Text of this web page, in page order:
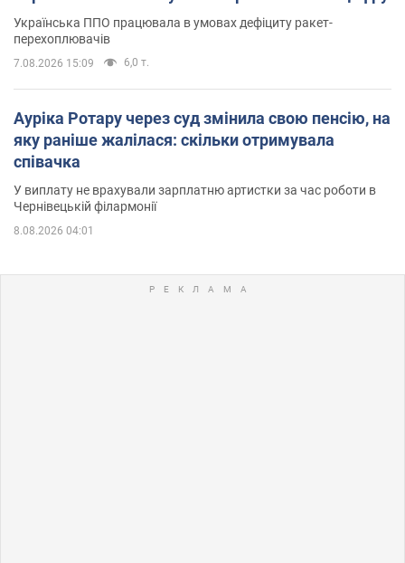
Українська ППО працювала в умовах дефіциту ракет-
перехоплювачів
7.08.2026 15:09 6,0 т.
Ауріка Ротару через суд змінила свою пенсію, на
яку раніше жалілася: скільки отримувала
співачка
У виплату не врахували зарплатню артистки за час роботи в
Чернівецькій філармонії
8.08.2026 04:01